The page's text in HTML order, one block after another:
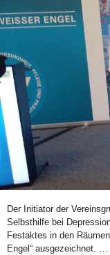
Der Initiator der
Selbsthilfe bei
Festaktes in den
Engel“ ausgezeichnet. …